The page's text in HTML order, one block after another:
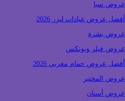
عروض سبا
أفضل عروض عيادات ليزر 2026
عروض بشرة
عروض فيلر وبوتكس
أفضل عروض حمام مغربي 2026
عروض المختبر
عروض أسنان